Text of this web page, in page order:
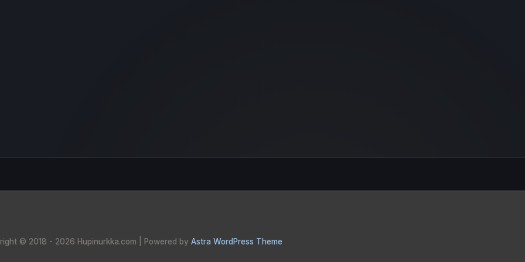
© 2018 - 2026 Hupinurkka.com | Powered by Astra WordPress Theme